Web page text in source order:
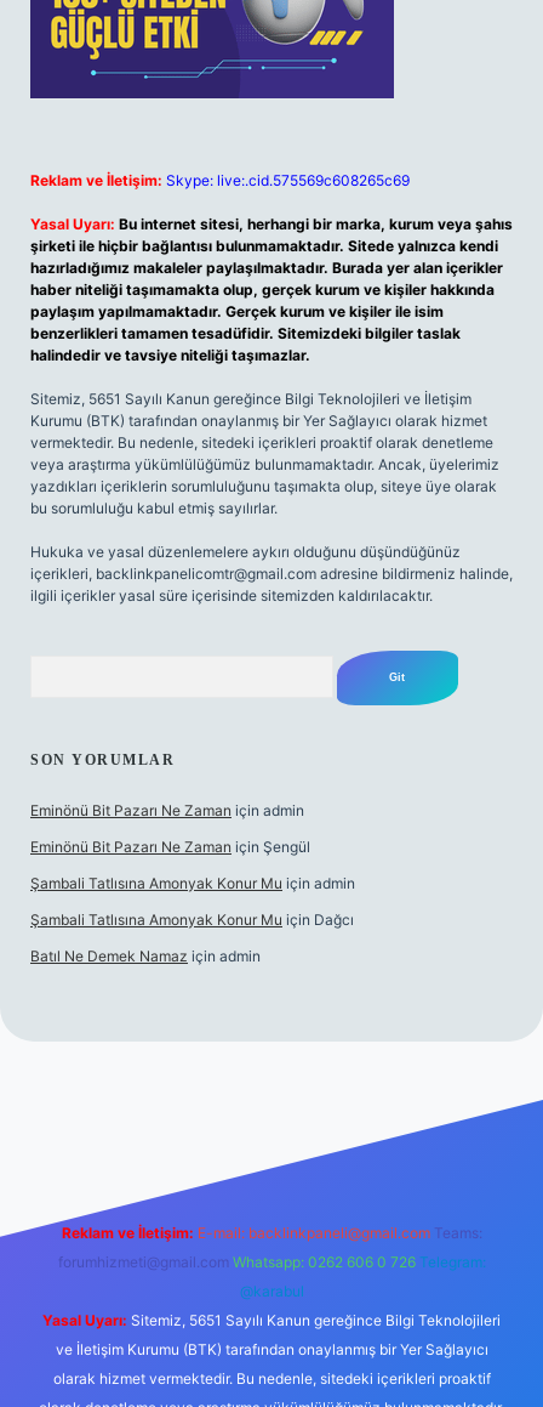
Reklam ve İletişim: Skype: live:.cid.575569c608265c69
Yasal Uyarı: Bu internet sitesi, herhangi bir marka, kurum veya şahıs
şirketi ile hiçbir bağlantısı bulunmamaktadır. Sitede yalnızca kendi
hazırladığımız makaleler paylaşılmaktadır. Burada yer alan içerikler
haber niteliği taşımamakta olup, gerçek kurum ve kişiler hakkında
paylaşım yapılmamaktadır. Gerçek kurum ve kişiler ile isim
benzerlikleri tamamen tesadüfidir. Sitemizdeki bilgiler taslak
halindedir ve tavsiye niteliği taşımazlar.
Sitemiz, 5651 Sayılı Kanun gereğince Bilgi Teknolojileri ve İletişim
Kurumu (BTK) tarafından onaylanmış bir Yer Sağlayıcı olarak hizmet
vermektedir. Bu nedenle, sitedeki içerikleri proaktif olarak denetleme
veya araştırma yükümlülüğümüz bulunmamaktadır. Ancak, üyelerimiz
yazdıkları içeriklerin sorumluluğunu taşımakta olup, siteye üye olarak
bu sorumluluğu kabul etmiş sayılırlar.
Hukuka ve yasal düzenlemelere aykırı olduğunu düşündüğünüz
içerikleri, backlinkpanelicomtr@gmail.com adresine bildirmeniz halinde,
ilgili içerikler yasal süre içerisinde sitemizden kaldırılacaktır.
SON YORUMLAR
Eminönü Bit Pazarı Ne Zaman için admin
Eminönü Bit Pazarı Ne Zaman için Şengül
Şambali Tatlısına Amonyak Konur Mu için admin
Şambali Tatlısına Amonyak Konur Mu için Dağcı
Batıl Ne Demek Namaz için admin
Reklam ve İletişim: E-mail: backlinkpaneli@gmail.com Teams:
forumhizmeti@gmail.com Whatsapp: 0262 606 0 726 Telegram:
@karabul
Yasal Uyarı: Sitemiz, 5651 Sayılı Kanun gereğince Bilgi Teknolojileri
ve İletişim Kurumu (BTK) tarafından onaylanmış bir Yer Sağlayıcı
olarak hizmet vermektedir. Bu nedenle, sitedeki içerikleri proaktif